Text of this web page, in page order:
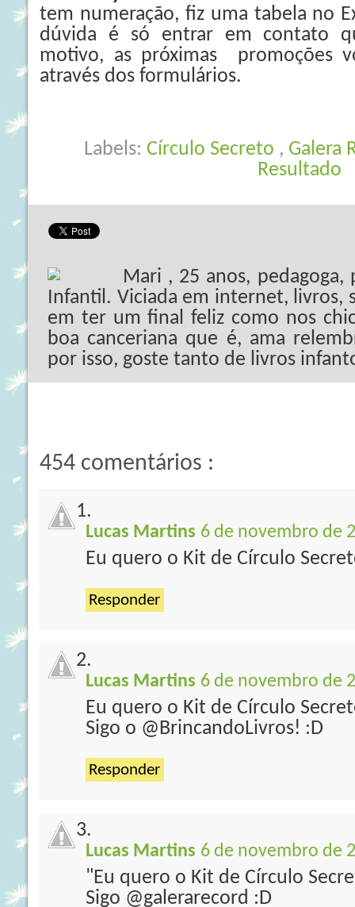
tem numeração, fiz uma tabela no
dúvida é só entrar em contato
motivo, as próximas promoções
através dos formulários.
Labels: Círculo Secreto , Galera
Resultado
Mari , 25 anos, pedagoga,
Infantil. Viciada em internet, livros,
em ter um final feliz como nos
boa canceriana que é, ama
por isso, goste tanto de livros
454 comentários :
Lucas Martins 6 de novembro de
Eu quero o Kit de Círculo
Responder
Lucas Martins 6 de novembro de
Eu quero o Kit de Círculo
Sigo o @BrincandoLivros! :D
Responder
Lucas Martins 6 de novembro de
"Eu quero o Kit de Círculo
Sigo @galerarecord :D